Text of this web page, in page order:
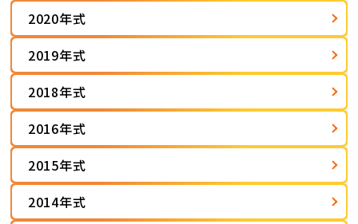
2020年式
2019年式
2018年式
2016年式
2015年式
2014年式